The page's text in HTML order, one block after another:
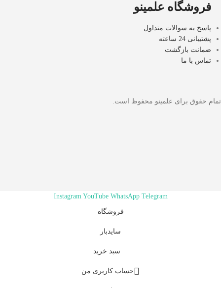
فروشگاه علمینو
پاسخ به سوالات متداول
پشتیبانی 24 ساعته
ضمانت بازگشت
تماس با ما
تمام حقوق برای علمینو محفوظ است.
Instagram YouTube WhatsApp Telegram
فروشگاه
سایدبار
سبد خرید
حساب کاربری من